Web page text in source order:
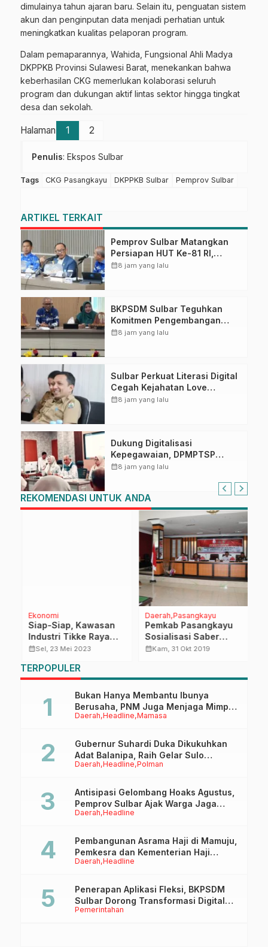
dimulainya tahun ajaran baru. Selain itu, penguatan sistem
akun dan penginputan data menjadi perhatian untuk
meningkatkan kualitas pelaporan program.
Dalam pemaparannya, Wahida, Fungsional Ahli Madya
DKPPKB Provinsi Sulawesi Barat, menekankan bahwa
keberhasilan CKG memerlukan kolaborasi seluruh
program dan dukungan aktif lintas sektor hingga tingkat
desa dan sekolah.
Halaman 1 2
Penulis: Ekspos Sulbar
Tags CKG Pasangkayu DKPPKB Sulbar Pemprov Sulbar
ARTIKEL TERKAIT
Pemprov Sulbar Matangkan
Persiapan HUT Ke-81 RI,
Puncak Upacara di Lapangan
calendar_month8 jam yang lalu
BKPSDM Sulbar Teguhkan
Komitmen Pengembangan
Kompetensi ASN melalui
calendar_month8 jam yang lalu
Sulbar Perkuat Literasi Digital
Cegah Kejahatan Love
Scamming
calendar_month8 jam yang lalu
Dukung Digitalisasi
Kepegawaian, DPMPTSP
Sulbar Siap Terapkan Aplikasi
calendar_month8 jam yang lalu
REKOMENDASI UNTUK ANDA
Ekonomi
Siap-Siap, Kawasan
Industri Tikke Raya
Bakal Serap Puluhan
calendar_monthSel, 23 Mei 2023
Daerah Pasangkayu
Pemkab Pasangkayu
Sosialisasi Saber
Pungli ke Pelajar
calendar_monthKam, 31 Okt 2019
TERPOPULER
Daerah Headline Mamasa
Bukan Hanya Membantu Ibunya
Berusaha, PNM Juga Menjaga Mimpi
Anaknya Untuk Menggapai Cita-Cita
Daerah Headline Polman
Gubernur Suhardi Duka Dikukuhkan
Adat Balanipa, Raih Gelar Sulo
Tappidena
Daerah Headline
Antisipasi Gelombang Hoaks Agustus,
Pemprov Sulbar Ajak Warga Jaga
Ruang Digital
Daerah Headline
Pembangunan Asrama Haji di Mamuju,
Pemkesra dan Kementerian Haji
Sulbar Tinjau Lokasi
Pemerintahan
Penerapan Aplikasi Fleksi, BKPSDM
Sulbar Dorong Transformasi Digital
Sistem Kehadiran ASN